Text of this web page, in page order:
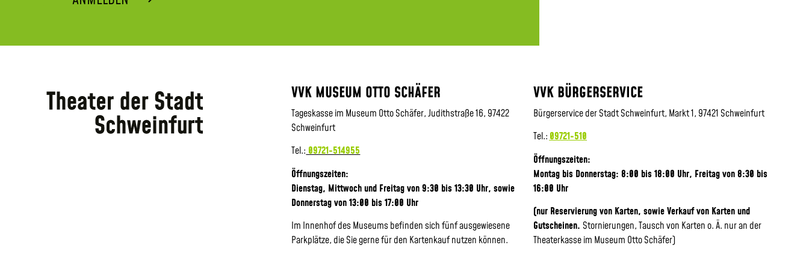
VVK MUSEUM OTTO SCHÄFER
Tageskasse im Museum Otto Schäfer, Judithstraße 16, 97422
Schweinfurt
Tel.:09721-514955
Öffnungszeiten:
Dienstag, Mittwoch und Freitag von 9:30 bis 13:30 Uhr,sowie
Donnerstag von 13:00 bis 17:00 Uhr
Im Innenhof des Museums befinden sich fünf ausgewiesene
Parkplätze, die Sie gerne für den Kartenkauf nutzen können.
VVK BÜRGERSERVICE
Bürgerservice der Stadt Schweinfurt, Markt 1, 97421 Schweinfurt
Tel.:09721-510
Öffnungszeiten:
Montag bis Donnerstag: 8:00 bis 18:00 Uhr, Freitag von 8:30 bis
16:00 Uhr
(nur Reservierung von Karten, sowie Verkauf von Karten und
Gutscheinen. Stornierungen, Tausch von Karten o. Ä. nur an der
Theaterkasse im Museum Otto Schäfer)